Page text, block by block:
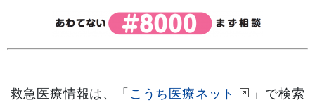
救急医療情報は、「 こうち医療ネット
」で検索